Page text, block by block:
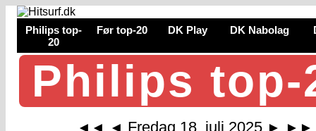
Philips top-
20
Før top-20 DK Play DK Nabolag
Philips top-
◄◄ ◄ Fredag 18. juli 2025 ►
►►